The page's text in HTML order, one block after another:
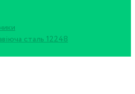
сталь 12248